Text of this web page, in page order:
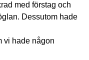
med förstag och
Dessutom hade
vi hade någon